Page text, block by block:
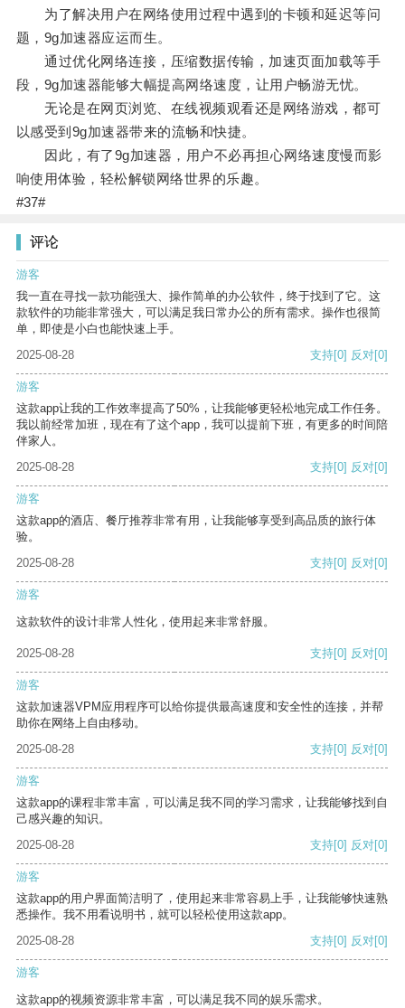
为了解决用户在网络使用过程中遇到的卡顿和延迟等问
题，9g加速器应运而生。
通过优化网络连接，压缩数据传输，加速页面加载等手
段，9g加速器能够大幅提高网络速度，让用户畅游无忧。
无论是在网页浏览、在线视频观看还是网络游戏，都可
以感受到9g加速器带来的流畅和快捷。
因此，有了9g加速器，用户不必再担心网络速度慢而影
响使用体验，轻松解锁网络世界的乐趣。
#37#
评论
游客
我一直在寻找一款功能强大、操作简单的办公软件，终于找到了它。这
款软件的功能非常强大，可以满足我日常办公的所有需求。操作也很简
单，即使是小白也能快速上手。
2025-08-28
支持[0] 反对[0]
游客
这款app让我的工作效率提高了50%，让我能够更轻松地完成工作任务。
我以前经常加班，现在有了这个app，我可以提前下班，有更多的时间陪
伴家人。
2025-08-28
支持[0] 反对[0]
游客
这款app的酒店、餐厅推荐非常有用，让我能够享受到高品质的旅行体
验。
2025-08-28
支持[0] 反对[0]
游客
这款软件的设计非常人性化，使用起来非常舒服。
2025-08-28 支持[0] 反对[0]
游客
这款加速器VPM应用程序可以给你提供最高速度和安全性的连接，并帮
助你在网络上自由移动。
2025-08-28
支持[0] 反对[0]
游客
这款app的课程非常丰富，可以满足我不同的学习需求，让我能够找到自
己感兴趣的知识。
2025-08-28
支持[0] 反对[0]
游客
这款app的用户界面简洁明了，使用起来非常容易上手，让我能够快速熟
悉操作。我不用看说明书，就可以轻松使用这款app。
2025-08-28
支持[0] 反对[0]
游客
这款app的视频资源非常丰富，可以满足我不同的娱乐需求。